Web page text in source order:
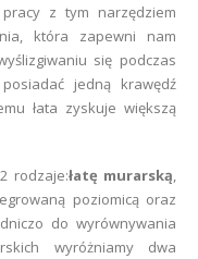
z tym narzędziem
która zapewni nam
się podczas
jedną krawędź
łata zyskuje większą
rodzaje:łatę murarską,
poziomicą oraz
do wyrównywania
wyróżniamy dwa